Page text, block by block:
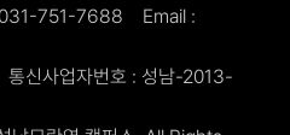
751-7688
Email :
통신사업자번호 : 성남-2013-